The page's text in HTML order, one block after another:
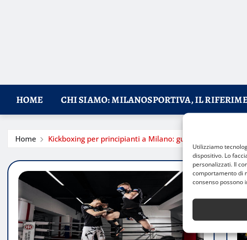
Utilizziamo
dispositivo. Lo
personalizzati. Il
comportamento di
consenso possono
HOME CHI SIAMO: MILANOSPORTIVA, IL
Home Kickboxing per principianti a Milano: guida ai migliori corsi